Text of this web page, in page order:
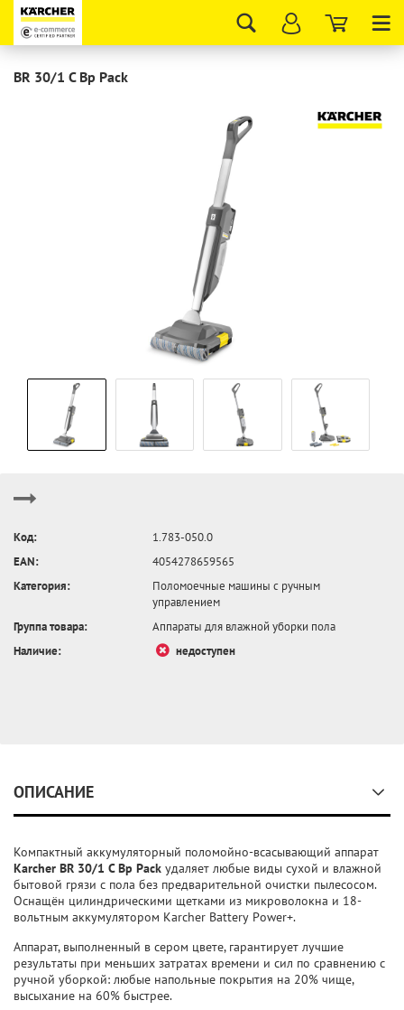
BR 30/1 C Bp Pack
Код:
1.783-050.0
EAN:
4054278659565
Категория:
Поломоечные машины с ручным
управлением
Группа товара:
Аппараты для влажной уборки пола
Наличие:
недоступен
ОПИСАНИЕ
Компактный аккумуляторный поломойно-всасывающий аппарат
Karcher BR 30/1 C Bp Pack удаляет любые виды сухой и влажной
бытовой грязи с пола без предварительной очистки пылесосом.
Оснащён цилиндрическими щетками из микроволокна и 18-
вольтным аккумулятором Karcher Battery Power+.
Аппарат, выполненный в сером цвете, гарантирует лучшие
результаты при меньших затратах времени и сил по сравнению с
ручной уборкой: любые напольные покрытия на 20% чище,
высыхание на 60% быстрее.